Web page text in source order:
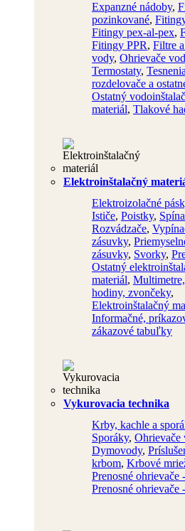
Expanzné nádoby,
pozinkované,
Fitingy pex-al-pex,
Fitingy PPR, Filtre
vody, Ohrievače
Termostaty, Tesnenia
rozdelovače a
Ostatný
materiál, Tlakové
Elektroinštalačný
Elektroizolačné
Ističe, Poistky,
Rozvádzače,
zásuvky,
zásuvky, Svorky,
Ostatný
materiál,
hodiny, zvončeky,
Elektroinštalačný
Informačné,
zákazové tabuľky
Vykurovacia technika
Krby, kachle a
Sporáky, Ohrievače
Dymovody,
krbom, Krbové
Prenosné ohrievače
Prenosné ohrievače